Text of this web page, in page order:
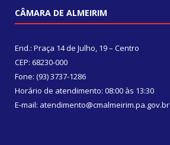
CÂMARA DE ALMEIRIM
End.: Praça 14 de Julho, 19 – Centro
CEP: 68230-000
Fone: (93) 3737-1286
Horário de atendimento: 08:00 às 13:30
E-mail: atendimento@cmalmeirim.pa.gov.br